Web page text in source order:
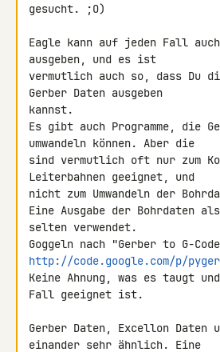
gesucht. ;O)
Eagle kann auf jeden Fall
ausgeben, und es ist
vermutlich auch so, dass Du
Gerber Daten ausgeben
kannst.
Es gibt auch Programme, die
umwandeln können. Aber die
sind vermutlich oft nur zum
Leiterbahnen geeignet, und
nicht zum Umwandeln der
Eine Ausgabe der Bohrdaten
selten verwendet.
http://code.google.com/p/
Keine Ahnung, was es taugt
Fall geeignet ist.
Gerber Daten, Excellon Daten
einander sehr ähnlich. Eine